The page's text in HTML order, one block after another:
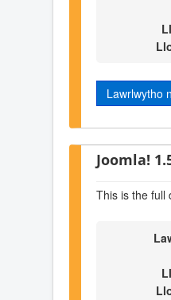
Lawrlwytho
Joomla!
This is the full